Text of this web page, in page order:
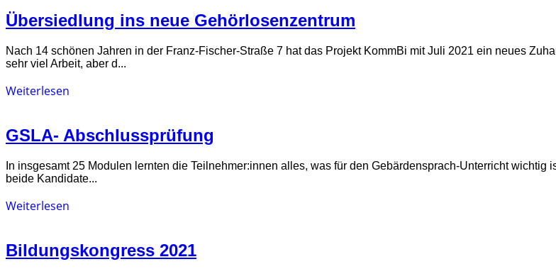
Übersiedlung ins neue Gehörlosenzentrum
Nach 14 schönen Jahren in der Franz-Fischer-Straße 7 hat das Projekt KommBi mit Juli 2021 ein neues
sehr viel Arbeit, aber d...
Weiterlesen
GSLA- Abschlussprüfung
In insgesamt 25 Modulen lernten die Teilnehmer:innen alles, was für den Gebärdensprach-Unterricht
beide Kandidate...
Weiterlesen
Bildungskongress 2021